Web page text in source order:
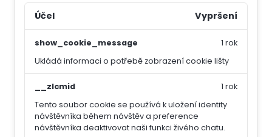
Účel Vypršení
show_cookie_message
Ukládá informaci o potřebě zobrazení cookie lišty
1 rok
__zlcmid
Tento soubor cookie se používá k uložení identity
návštěvníka během návštěv a preference
návštěvníka deaktivovat naši funkci živého chatu.
1 rok